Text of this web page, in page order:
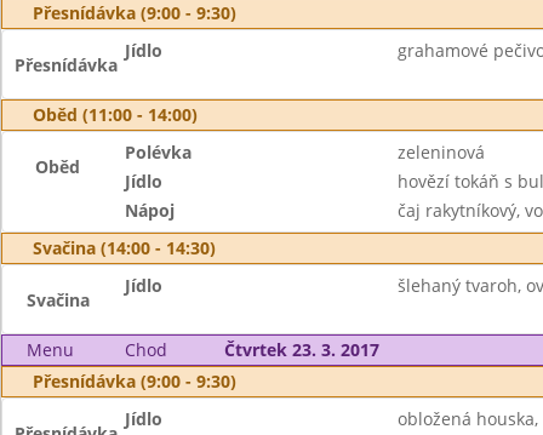
Přesnídávka (9:00 - 9:30)
Přesnídávka
Jídlo grahamové
Oběd (11:00 - 14:00)
Oběd
Polévka
zeleninová
Jídlo
hovězí tokáň s
Nápoj
čaj rakytníkový,
Svačina (14:00 - 14:30)
Svačina
Jídlo šlehaný tvaroh,
Menu Chod
Čtvrtek 23. 3. 2017
Přesnídávka (9:00 - 9:30)
Jídlo obložená